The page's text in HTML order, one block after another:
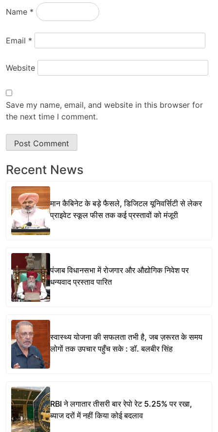
Name *
Email *
Website
Save my name, email, and website in this browser for
the next time I comment.
Recent News
मान कैबिनेट के बड़े फैसले, डिजिटल यूनिवर्सिटी से लेकर
प्राइवेट स्कूल फीस तक कई प्रस्तावों को मंजूरी
पंजाब विधानसभा में रोजगार और औद्योगिक निवेश पर
धन्यवाद प्रस्ताव पारित
स्वास्थ्य योजना की सफलता तभी है, जब ज़रूरत के समय
लोगों तक उपचार पहुँच सके : डॉ. बलबीर सिंह
RBI ने लगातार तीसरी बार रेपो रेट 5.25% पर रखा,
ब्याज दरों में नहीं किया कोई बदलाव